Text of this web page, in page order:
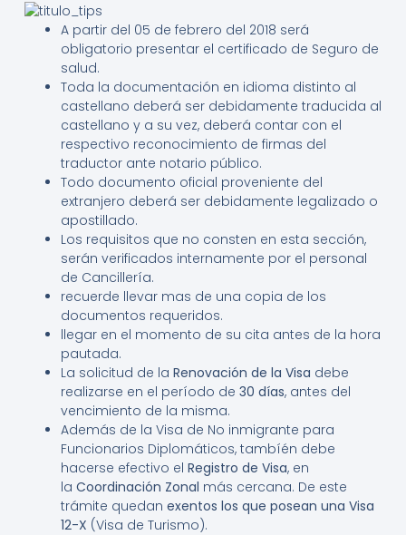
A partir del 05 de febrero del 2018 será
obligatorio presentar el certificado de Seguro de
salud.
Toda la documentación en idioma distinto al
castellano deberá ser debidamente traducida al
castellano y a su vez, deberá contar con el
respectivo reconocimiento de firmas del
traductor ante notario público.
Todo documento oficial proveniente del
extranjero deberá ser debidamente legalizado o
apostillado.
Los requisitos que no consten en esta sección,
serán verificados internamente por el personal
de Cancillería.
recuerde llevar mas de una copia de los
documentos requeridos.
llegar en el momento de su cita antes de la hora
pautada.
La solicitud de la Renovación de la Visa debe
realizarse en el período de 30 días, antes del
vencimiento de la misma.
Además de la Visa de No inmigrante para
Funcionarios Diplomáticos, tambíén debe
hacerse efectivo el Registro de Visa, en
la Coordinación Zonal más cercana. De este
trámite quedan exentos los que posean una Visa
12-X (Visa de Turismo).